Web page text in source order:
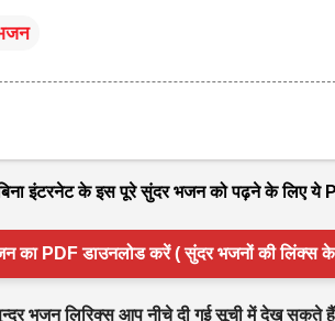
इंटरनेट के इस पूरे सुंदर भजन को पढ़ने के लिए ये
का PDF डाउनलोड करें ( सुंदर भजनों की लिंक्स
भजन लिरिक्स आप नीचे दी गई सूची में देख सकते